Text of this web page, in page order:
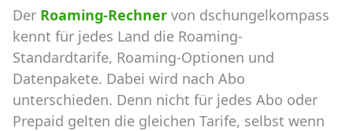
Der Roaming-Rechner von dschungelkompass
kennt für jedes Land die Roaming-
Standardtarife, Roaming-Optionen und
Datenpakete. Dabei wird nach Abo
unterschieden. Denn nicht für jedes Abo oder
Prepaid gelten die gleichen Tarife, selbst wenn